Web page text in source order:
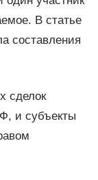
В статье
составления
сделок
и субъекты